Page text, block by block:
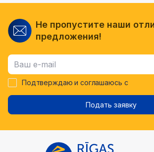
Не пропустите наши
предложения!
Подтверждаю и соглашаюсь с
Подать заявку